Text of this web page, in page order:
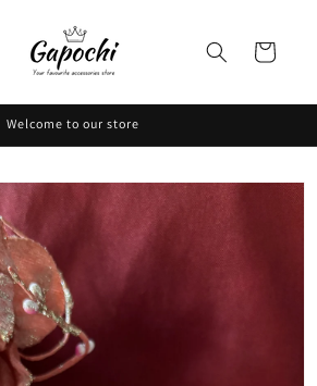
Cart
Welcome to our store